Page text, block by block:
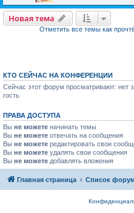
Новая тема
Отметить все темы как
КТО СЕЙЧАС НА КОНФЕРЕНЦИИ
Сейчас этот форум просматривают: нет
гость
ПРАВА ДОСТУПА
Вы не можете начинать темы
Вы не можете отвечать на сообщения
Вы не можете редактировать свои
Вы не можете удалять свои сообщения
Вы не можете добавлять вложения
Главная страница Список